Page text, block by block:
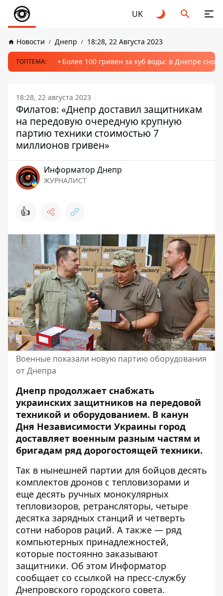
UK
Новости Днепр 18:28, 22 Августа 2023
ТОПТЕМА: Более 100 гривен за куб воды: в Днепре
18:28, 22 августа 2023
Филатов: «Днепр доставил защитникам
на передовую очередную крупную
партию техники стоимостью 7
миллионов гривен»
Информатор Днепр
ЖУРНАЛИСТ
👍
Военные показали новую партию оборудования
от Днепра
Днепр продолжает снабжать
украинских защитников на передовой
техникой и оборудованием. В канун
Дня Независимости Украины город
доставляет военным разным частям и
бригадам ряд дорогостоящей техники.
Так в нынешней партии для бойцов десять
комплектов дронов с тепловизорами и
еще десять ручных монокулярных
тепловизоров, ретрансляторы, четыре
десятка зарядных станций и четверть
сотни наборов раций. А также — ряд
компьютерных принадлежностей,
которые постоянно заказывают
защитники. Об этом Информатор
сообщает со ссылкой на пресс-службу
Днепровского городского совета.